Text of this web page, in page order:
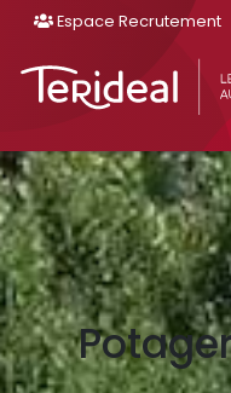
Espace Recrutement
Main
Navigation